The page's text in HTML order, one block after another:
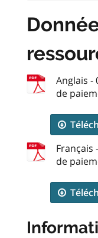
Anglais -
de
Français
de